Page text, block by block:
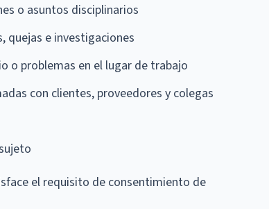
o asuntos disciplinarios
quejas e investigaciones
o problemas en el lugar de trabajo
con clientes, proveedores y colegas
el requisito de consentimiento de